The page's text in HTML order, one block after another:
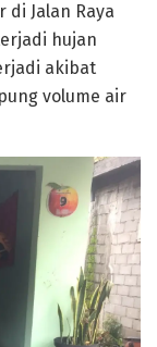
Jalan Raya
hujan
akibat
volume air